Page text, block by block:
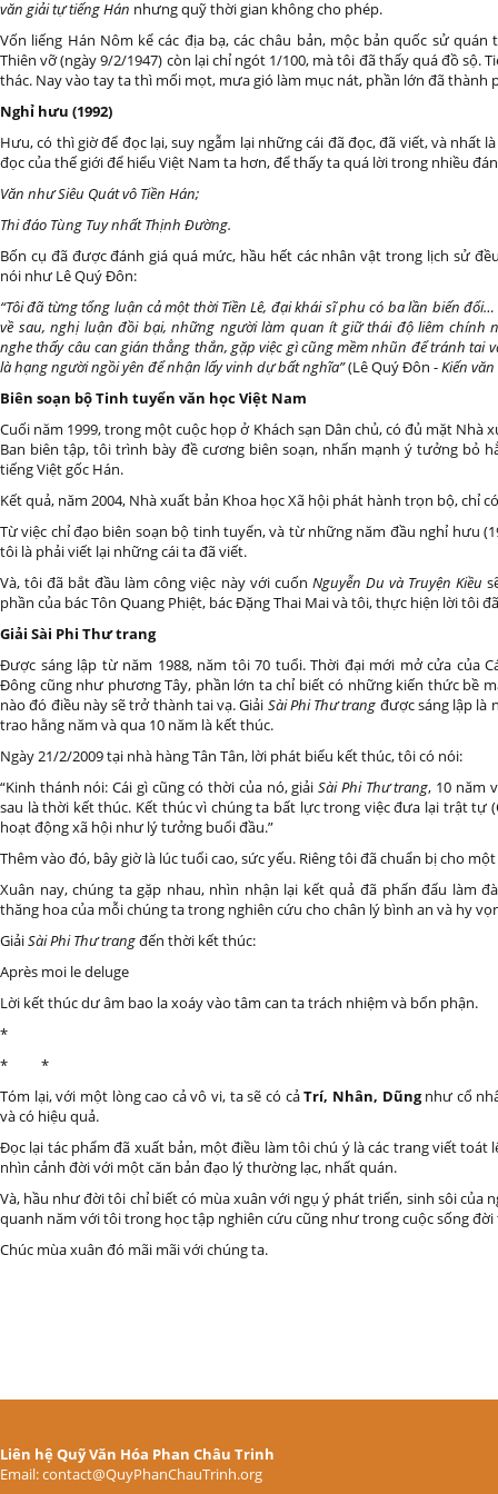
văn giải tự tiếng Hán nhưng quỹ thời gian không cho phép.
Vốn liếng Hán Nôm kể các địa bạ, các châu bản, mộc bản quốc sử
Thiên vỡ (ngày 9/2/1947) còn lại chỉ ngót 1/100, mà tôi đã thấy quá đồ sộ.
thác. Nay vào tay ta thì mối mọt, mưa gió làm mục nát, phần lớn đã thành
Nghỉ hưu (1992)
Hưu, có thì giờ để đọc lại, suy ngẫm lại những cái đã đọc, đã viết, và nhất
đọc của thế giới để hiểu Việt Nam ta hơn, để thấy ta quá lời trong nhiều
Văn như Siêu Quát vô Tiền Hán;
Thi đáo Tùng Tuy nhất Thịnh Đường.
Bốn cụ đã được đánh giá quá mức, hầu hết các nhân vật trong lịch sử
nói như Lê Quý Đôn:
“Tôi đã từng tổng luận cả một thời Tiền Lê, đại khái sĩ phu có ba lần biến
về sau, nghị luận đồi bại, những người làm quan ít giữ thái độ liêm chính
nghe thấy câu can gián thẳng thắn, gặp việc gì cũng mềm nhũn để tránh tai
là hạng người ngồi yên để nhận lấy vinh dự bất nghĩa”(Lê Quý Đôn -Kiến
Biên soạn bộ Tinh tuyển văn học Việt Nam
Cuối năm 1999, trong một cuộc họp ở Khách sạn Dân chủ, có đủ mặt Nhà
Ban biên tập, tôi trình bày đề cương biên soạn, nhấn mạnh ý tưởng bỏ
tiếng Việt gốc Hán.
Kết quả, năm 2004, Nhà xuất bản Khoa học Xã hội phát hành trọn bộ, chỉ
Từ việc chỉ đạo biên soạn bộ tinh tuyển, và từ những năm đầu nghỉ hưu
tôi là phải viết lại những cái ta đã viết.
Và, tôi đã bắt đầu làm công việc này với cuốn Nguyễn Du và Truyện Kiều
phần của bác Tôn Quang Phiệt, bác Đặng Thai Mai và tôi, thực hiện lời tôi
Giải Sài Phi Thư trang
Được sáng lập từ năm 1988, năm tôi 70 tuổi. Thời đại mới mở cửa của
Đông cũng như phương Tây, phần lớn ta chỉ biết có những kiến thức bề
nào đó điều này sẽ trở thành tai vạ. Giải Sài Phi Thư trang được sáng lập là
trao hằng năm và qua 10 năm là kết thúc.
Ngày 21/2/2009 tại nhà hàng Tân Tân, lời phát biểu kết thúc, tôi có nói:
“Kinh thánh nói: Cái gì cũng có thời của nó, giảiSài Phi Thư trang, 10 năm
sau là thời kết thúc. Kết thúc vì chúng ta bất lực trong việc đưa lại trật tự
hoạt động xã hội như lý tưởng buổi đầu.”
Thêm vào đó, bây giờ là lúc tuổi cao, sức yếu. Riêng tôi đã chuẩn bị cho
Xuân nay, chúng ta gặp nhau, nhìn nhận lại kết quả đã phấn đấu làm
thăng hoa của mỗi chúng ta trong nghiên cứu cho chân lý bình an và hy
GiảiSài Phi Thư trangđến thời kết thúc:
Après moi le deluge
Lời kết thúc dư âm bao la xoáy vào tâm can ta trách nhiệm và bổn phận.
*
* *
Tóm lại, với một lòng cao cả vô vi, ta sẽ có cảTrí, Nhân, Dũngnhư cổ
và có hiệu quả.
Đọc lại tác phẩm đã xuất bản, một điều làm tôi chú ý là các trang viết
nhìn cảnh đời với một căn bản đạo lý thường lạc, nhất quán.
Và, hầu như đời tôi chỉ biết có mùa xuân với ngụ ý phát triển, sinh sôi của
quanh năm với tôi trong học tập nghiên cứu cũng như trong cuộc sống
Chúc mùa xuân đó mãi mãi với chúng ta.
Liên hệ Quỹ Văn Hóa Phan Châu Trinh
Email: contact@QuyPhanChauTrinh.org